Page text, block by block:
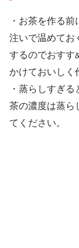
・お茶を作る
注いで温めてお
するのでおすす
かけておいしく
・蒸らしすぎ
茶の濃度は蒸ら
てください。